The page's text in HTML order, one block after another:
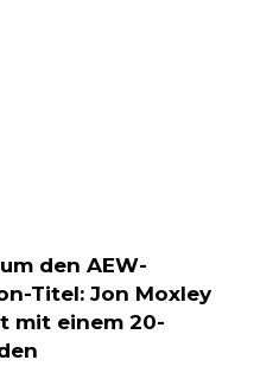
den AEW-
Titel: Jon Moxley
mit einem 20-